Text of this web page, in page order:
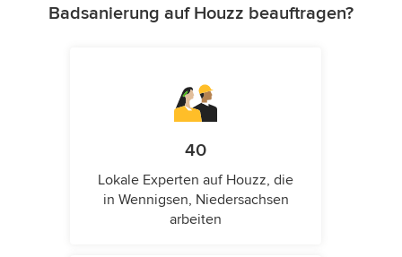
Badsanierung auf Houzz beauftragen?
40
Lokale Experten auf Houzz, die
in Wennigsen, Niedersachsen
arbeiten